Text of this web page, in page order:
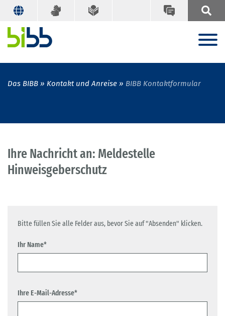
Das BIBB Kontakt und Anreise BIBB Kontaktformular
Ihre Nachricht an: Meldestelle
Hinweisgeberschutz
Bitte füllen Sie alle Felder aus, bevor Sie auf "Absenden" klicken.
Ihr Name*
Ihre E-Mail-Adresse*